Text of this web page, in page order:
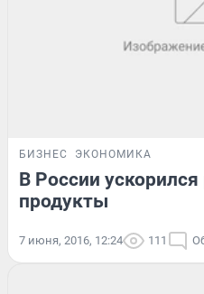
БИЗНЕС ЭКОНОМИКА
В России ускорился
продукты
7 июня, 2016, 12:24 111